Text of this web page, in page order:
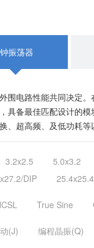
振荡器
围电路性能共同决定
具备最佳匹配设计的
、超高频、及低功耗
3.2x2.5
5.0x3.2
DIP
True Sine
(J) 编程晶振(Q)